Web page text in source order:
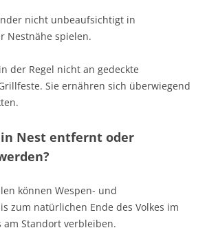
nicht unbeaufsichtigt in
Nestnähe spielen.
der Regel nicht an gedeckte
Sie ernähren sich überwiegend
Nest entfernt oder
können Wespen- und
zum natürlichen Ende des Volkes im
am Standort verbleiben.